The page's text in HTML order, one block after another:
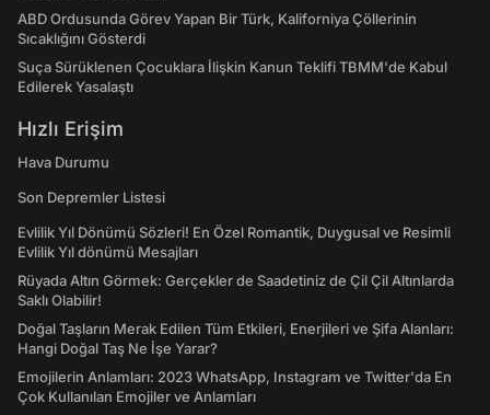
ABD Ordusunda Görev Yapan Bir Türk, Kaliforniya Çöllerinin
Sıcaklığını Gösterdi
Suça Sürüklenen Çocuklara İlişkin Kanun Teklifi TBMM'de Kabul
Edilerek Yasalaştı
Hızlı Erişim
Hava Durumu
Son Depremler Listesi
Evlilik Yıl Dönümü Sözleri! En Özel Romantik, Duygusal ve Resimli
Evlilik Yıl dönümü Mesajları
Rüyada Altın Görmek: Gerçekler de Saadetiniz de Çil Çil Altınlarda
Saklı Olabilir!
Doğal Taşların Merak Edilen Tüm Etkileri, Enerjileri ve Şifa Alanları:
Hangi Doğal Taş Ne İşe Yarar?
Emojilerin Anlamları: 2023 WhatsApp, Instagram ve Twitter'da En
Çok Kullanılan Emojiler ve Anlamları